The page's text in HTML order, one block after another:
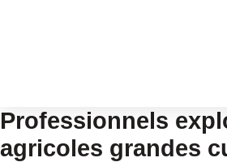
Professionnels
agricoles grandes